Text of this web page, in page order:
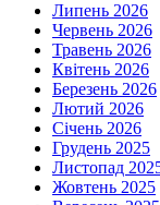
Липень 2026
Червень 2026
Травень 2026
Квітень 2026
Березень 2026
Лютий 2026
Січень 2026
Грудень 2025
Листопад
Жовтень 2025